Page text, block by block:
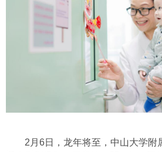
2月6日，龙年将至，中山大学附